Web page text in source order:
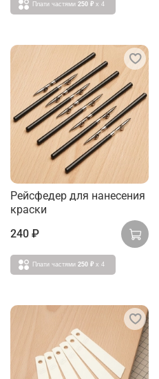
Плати частями 250 ₽ x 4
Рейсфедер для нанесения
краски
240 ₽
Плати частями 250 ₽ x 4